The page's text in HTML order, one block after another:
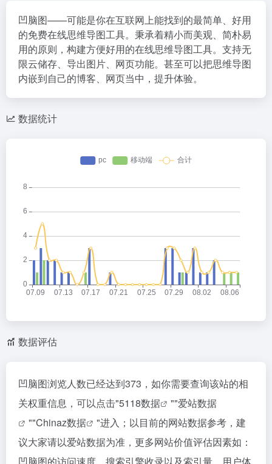
凹脑图——可能是你在互联网上能找到的最简单、好用
的免费在线思维导图工具。秉承着精小而美观、简朴易
用的原则，构建方便好用的在线思维导图工具。支持无
限云储存、导出图片、网页功能。甚至可以把思维导图
内嵌到自己的博客、网页当中，提升体验。
数据统计
数据评估
凹脑图浏览人数已经达到373，如你需要查询该站的相
关权重信息，可以点击"5118数据 ""爱站数据
""Chinaz数据
"进入；以目前的网站数据参考，建
议大家请以爱站数据为准，更多网站价值评估因素如：